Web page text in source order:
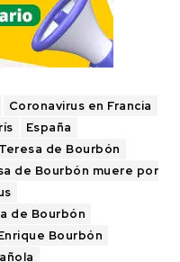
Coronavirus en Francia
España
de Bourbón
de Bourbón muere por
de Bourbón
Bourbón